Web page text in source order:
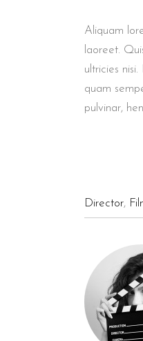
Aliquam
laoreet.
ultricies
quam
pulvinar,
Director,